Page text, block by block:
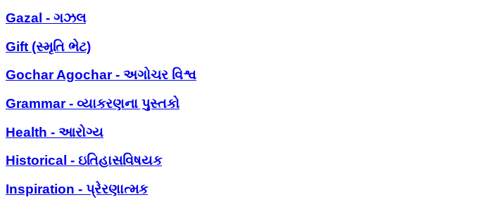
Gazal - ગઝલ
Gift (સ્મૃતિ ભેટ)
Gochar Agochar - અગોચર વિશ્વ
Grammar - વ્યાકરણના પુસ્તકો
Health - આરોગ્ય
Historical - ઇતિહાસવિષયક
Inspiration - પ્રેરણાત્મક